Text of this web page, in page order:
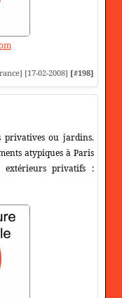
[17-02-2008] [#198]
privatives ou jardins.
atypiques à Paris
extérieurs privatifs :